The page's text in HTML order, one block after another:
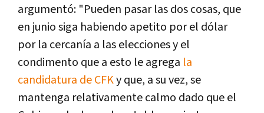
argumentó: "Pueden pasar las dos cosas, que
en junio siga habiendo apetito por el dólar
por la cercanía a las elecciones y el
condimento que a esto le agrega la
candidatura de CFKy que, a su vez, se
mantenga relativamente calmo dado que el